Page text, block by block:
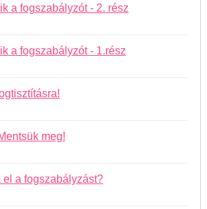
a fogszabályzót - 2. rész
a fogszabályzót - 1.rész
meg!
el a fogszabályzást?